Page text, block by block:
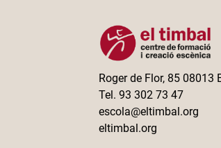
Roger de Flor, 85 08013
Tel. 93 302 73 47
escola@eltimbal.org
eltimbal.org